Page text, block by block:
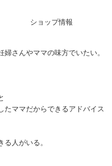
ショップ情報
さんやママの味方でいたい。
たママだからできるアドバイス
人がいる。